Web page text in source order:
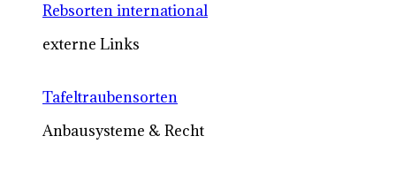
Rebsorten international
externe Links
Tafeltraubensorten
Anbausysteme & Recht